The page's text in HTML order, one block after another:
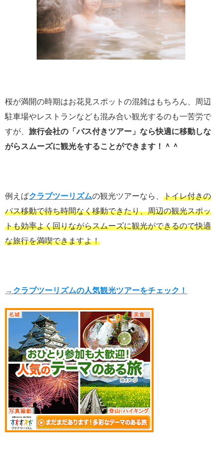
桜が満開の時期はお花見スポットの混雑はもちろん、周辺
駐車場やレストランなども混み合い観光するのも一苦労で
すが、 旅行会社の「バス付きツアー」なら快適に移動しな
がらスムーズに観光をすることができます！＾＾
例えばクラブツーリズムの観光ツアーなら、 トイレ付きの
バス移動で待ち時間なく移動できたり、周辺の観光スポッ
トも効率よく回りながらスムーズに観光ができるので快適
な旅行を満喫できますよ！
→クラブツーリズムの人気観光ツアーをチェック！